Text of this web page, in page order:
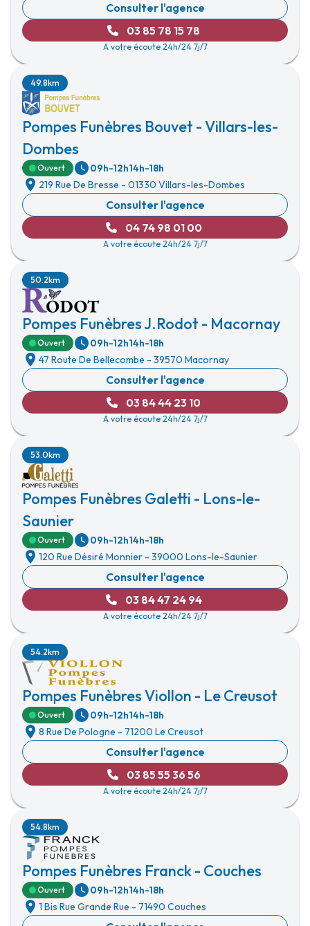
Consulter l'agence
03 85 78 15 78
A votre écoute 24h/24 7j/7
Pompes Funèbres Bouvet - Villars-les-
Dombes
49.8km
Ouvert 09h-12h14h-18h
219 Rue De Bresse - 01330 Villars-les-Dombes
Consulter l'agence
04 74 98 01 00
A votre écoute 24h/24 7j/7
Pompes Funèbres J.Rodot - Macornay
50.2km
Ouvert 09h-12h14h-18h
47 Route De Bellecombe - 39570 Macornay
Consulter l'agence
03 84 44 23 10
A votre écoute 24h/24 7j/7
Pompes Funèbres Galetti - Lons-le-
Saunier
53.0km
Ouvert 09h-12h14h-18h
120 Rue Désiré Monnier - 39000 Lons-le-Saunier
Consulter l'agence
03 84 47 24 94
A votre écoute 24h/24 7j/7
Pompes Funèbres Viollon - Le Creusot
54.2km
Ouvert 09h-12h14h-18h
8 Rue De Pologne - 71200 Le Creusot
Consulter l'agence
03 85 55 36 56
A votre écoute 24h/24 7j/7
Pompes Funèbres Franck - Couches
54.8km
Ouvert 09h-12h14h-18h
1 Bis Rue Grande Rue - 71490 Couches